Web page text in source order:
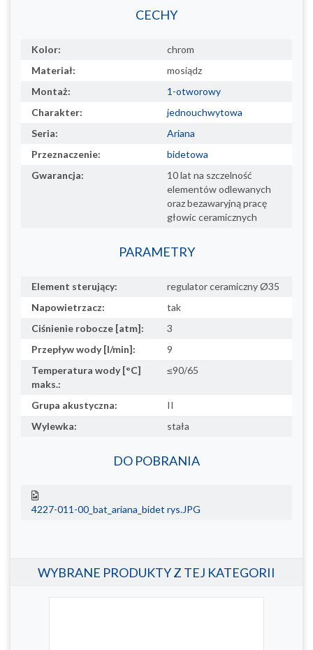
CECHY
Kolor:
chrom
Materiał:
mosiądz
Montaż:
1-otworowy
Charakter:
jednouchwytowa
Seria:
Ariana
Przeznaczenie:
bidetowa
Gwarancja:
10 lat na szczelność
elementów odlewanych
oraz bezawaryjną pracę
głowic ceramicznych
PARAMETRY
Element sterujący:
regulator ceramiczny Ø35
Napowietrzacz:
tak
Ciśnienie robocze [atm]:
3
Przepływ wody [l/min]:
9
Temperatura wody [°C]
maks.:
≤90/65
Grupa akustyczna:
II
Wylewka:
stała
DO POBRANIA
4227-011-00_bat_ariana_bidet rys.JPG
WYBRANE PRODUKTY Z TEJ KATEGORII